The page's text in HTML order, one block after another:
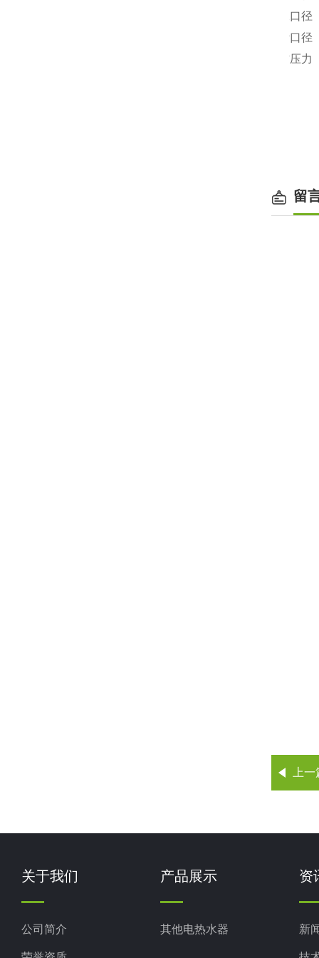
出水口径
排污口径
工作压力
留
上
关于我们
公司简介
产品展示
其他电热水器
资
新